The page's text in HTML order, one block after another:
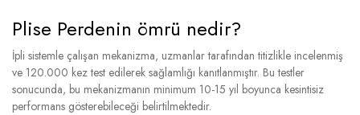
Plise Perdenin ömrü nedir?
İpli sistemle çalışan mekanizma, uzmanlar tarafından titizlikle incelenmiş
ve 120.000 kez test edilerek sağlamlığı kanıtlanmıştır. Bu testler
sonucunda, bu mekanizmanın minimum 10-15 yıl boyunca kesintisiz
performans gösterebileceği belirtilmektedir.